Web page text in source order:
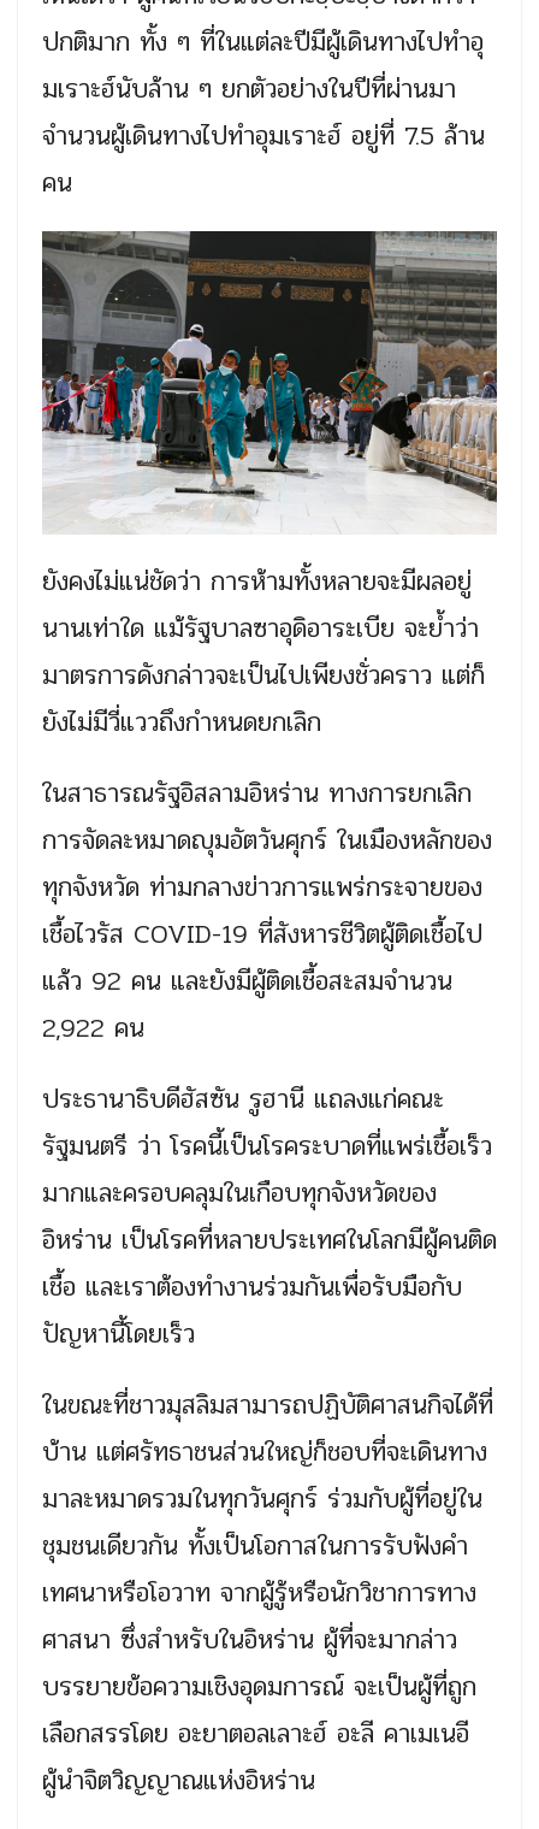
ปกติมาก ทั้ง ๆ ที่ในแต่ละปีมีผู้เดินทางไปทำอุ
มเราะฮ์นับล้าน ๆ ยกตัวอย่างในปีที่ผ่านมา
จำนวนผู้เดินทางไปทำอุมเราะฮ์ อยู่ที่ 7.5 ล้าน
คน
ยังคงไม่แน่ชัดว่า การห้ามทั้งหลายจะมีผลอยู่
นานเท่าใด แม้รัฐบาลซาอุดิอาระเบีย จะย้ำว่า
มาตรการดังกล่าวจะเป็นไปเพียงชั่วคราว แต่ก็
ยังไม่มีวี่แววถึงกำหนดยกเลิก
ในสาธารณรัฐอิสลามอิหร่าน ทางการยกเลิก
การจัดละหมาดญุมอัตวันศุกร์ ในเมืองหลักของ
ทุกจังหวัด ท่ามกลางข่าวการแพร่กระจายของ
เชื้อไวรัส COVID-19 ที่สังหารชีวิตผู้ติดเชื้อไป
แล้ว 92 คน และยังมีผู้ติดเชื้อสะสมจำนวน
2,922 คน
ประธานาธิบดีฮัสซัน รูฮานี แถลงแก่คณะ
รัฐมนตรี ว่า โรคนี้เป็นโรคระบาดที่แพร่เชื้อเร็ว
มากและครอบคลุมในเกือบทุกจังหวัดของ
อิหร่าน เป็นโรคที่หลายประเทศในโลกมีผู้คนติด
เชื้อ และเราต้องทำงานร่วมกันเพื่อรับมือกับ
ปัญหานี้โดยเร็ว
ในขณะที่ชาวมุสลิมสามารถปฏิบัติศาสนกิจได้ที่
บ้าน แต่ศรัทธาชนส่วนใหญ่ก็ชอบที่จะเดินทาง
มาละหมาดรวมในทุกวันศุกร์ ร่วมกับผู้ที่อยู่ใน
ชุมชนเดียวกัน ทั้งเป็นโอกาสในการรับฟังคำ
เทศนาหรือโอวาท จากผู้รู้หรือนักวิชาการทาง
ศาสนา ซึ่งสำหรับในอิหร่าน ผู้ที่จะมากล่าว
บรรยายข้อความเชิงอุดมการณ์ จะเป็นผู้ที่ถูก
เลือกสรรโดย อะยาตอลเลาะฮ์ อะลี คาเมเนอี
ผู้นำจิตวิญญาณแห่งอิหร่าน